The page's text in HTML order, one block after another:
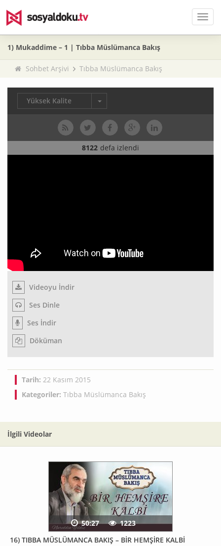
Menü
1) Mukaddime – 1 | Tıbba Müslümanca Bakış
Sohbet Arşivi Tıbba Müslümanca Bakış
Yüksek Kalite
8122 defa izlendi
Videoyu İndir
Ses Dinle
Ses İndir
Döküman
Tarih: 22 Kasım 2015
Kategoriler: Tıbba Müslümanca Bakış
İlgili Videolar
16) TIBBA MÜSLÜMANCA BAKIŞ – BİR HEMŞİRE KALBİ
50:27 1223